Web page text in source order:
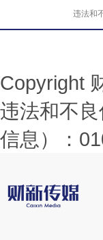
违法和
Copyright
违法和不
信息）：